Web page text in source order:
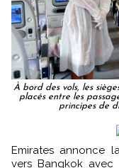
À bord des vols, les
placés entre les
principes de
Emirates annonce la reprise de ses services passagers
vers Bangkok